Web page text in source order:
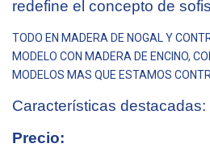
redefine el concepto de
TODO EN MADERA DE NOGAL Y
MODELO CON MADERA DE ENCINO,
MODELOS MAS QUE ESTAMOS
Características destacadas:
Precio: